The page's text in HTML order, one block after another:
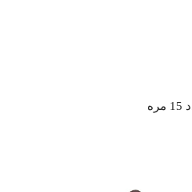
إخراج النفس ثم اعادة الجسم للوضع الأساسي وهو وضع الجلوس مع التبديل بين الجانبين وتكرار هذا التمرين عدد 15 مره